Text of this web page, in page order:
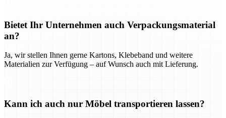
Bietet Ihr Unternehmen auch Verpackungsmaterial
an?
Ja, wir stellen Ihnen gerne Kartons, Klebeband und weitere
Materialien zur Verfügung – auf Wunsch auch mit Lieferung.
Kann ich auch nur Möbel transportieren lassen?